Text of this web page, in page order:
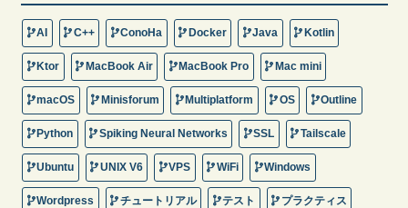
AI C++ ConoHa Docker Java Kotlin
Ktor MacBook Air MacBook Pro Mac mini
macOS Minisforum Multiplatform OS Outline
Python Spiking Neural Networks SSL Tailscale
Ubuntu UNIX V6 VPS WiFi Windows
Wordpress チュートリアル テスト プラクティス